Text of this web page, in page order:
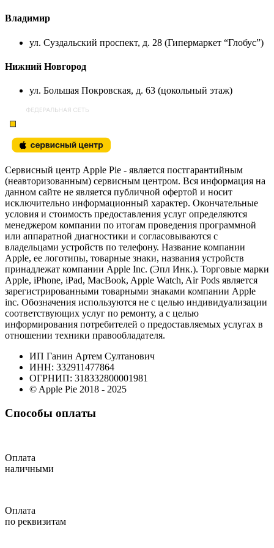
Владимир
ул. Суздальский проспект, д. 28 (Гипермаркет “Глобус”)
Нижний Новгород
ул. Большая Покровская, д. 63 (цокольный этаж)
Сервисный центр Apple Pie - является постгарантийным
(неавторизованным) сервисным центром. Вся информация на
данном сайте не является публичной офертой и носит
исключительно информационный характер. Окончательные
условия и стоимость предоставления услуг определяются
менеджером компании по итогам проведения программной
или аппаратной диагностики и согласовываются с
владельцами устройств по телефону. Название компании
Apple, ее логотипы, товарные знаки, названия устройств
принадлежат компании Apple Inc. (Эпл Инк.). Торговые марки
Apple, iPhone, iPad, MacBook, Apple Watch, Air Pods является
зарегистрированными товарными знаками компании Apple
inc. Обозначения используются не с целью индивидуализации
соответствующих услуг по ремонту, а с целью
информирования потребителей о предоставляемых услугах в
отношении техники правообладателя.
ИП Ганин Артем Султанович
ИНН: 332911477864
ОГРНИП: 318332800001981
© Apple Pie 2018 - 2025
Способы оплаты
Оплата
наличными
Оплата
по реквизитам